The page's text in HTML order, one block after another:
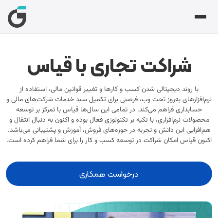
حسابداری بازرگانی
خرید، فروش و انبار با گزارش‌های مالی دقیق
حسابداری تولیدی
مواد اولیه، هزینه‌های تولید و محاسبه بهای
حسابداری پیمانکاری
قراردادها، صورت‌وضعیت‌ها و مدیریت هزینه پروژه‌ها
حسابداری خدماتی
درآمد و هزینه خدمات با گزارش‌های شفاف و کاربردی
حسابداری شرکتی ابری
حسابداری ابری بازرگانی
خرید، فروش و انبار با گزارش‌های مالی دقیق
حسابداری ابری تولیدی
قراردادها، صورت‌وضعیت‌ها و مدیریت هزینه پروژه‌ها
حسابداری
تمام شده
ثابت
فروشگاهی ابرآ
فاکتور و موجودی؛ سریع، ساده و بدون دردسر
مدیریت رستوران سفارو
سفارش تا پرداخت؛ همه‌چیز یک‌جا و یکپارچه
به ما
اجتماعی
شراکت تجاری با قیاس
با روند دیجیتالی شدن کسب و کارها و تغییر قوانین مالی، استفاده از
نرم‌افزار‌های به‌روز تحت وب، فرصتی برای تکمیل سبد خدمات شرکت‌های مالی و
حسابداری فراهم می‌کند. در تمامی این سال‌ها قیاس با تمرکز بر توسعه
محصولات نرم‌­افزاری، با تکیه بر تکنولوژی فعال بوده و اکنون به دنبال انتقال و
هم­‌افزایی این دانش و تجربه در حوزه­‌های فروش، آموزش و پشتیبانی می‌باشد.
اکنون قیاس امکان شراکت در توسعه کسب و کار را برای شما فراهم کرده است.
درخواست همکاری